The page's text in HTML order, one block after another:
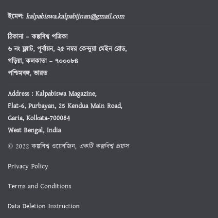
ইমেল: kalpabiswa.kalpabijnan@gmail.com
ঠিকানা– কল্পবিশ্ব পত্রিকা
৬ নং ফ্ল্যাট, পূর্বায়ন, ২৫ নম্বর কেন্দুয়া মেইন রোড,
গড়িয়া, কলকাতা – ৭০০০৮৪
পশ্চিমবঙ্গ, ভারত
Address : Kalpabiswa Magazine,
Flat-6, Purbayan, 25 Kendua Main Road,
Garia, Kolkata-700084
West Bengal, India
© 2022 কল্পবিশ্ব ওয়েবজিন, একটি কল্পবিশ্ব প্রয়াস
Privacy Policy
Terms and Conditions
Data Deletion Instruction